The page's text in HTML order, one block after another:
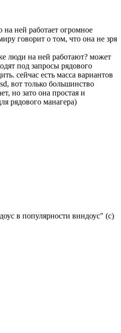
на ней работает огромное
говорит о том, что она не зря
люди на ней работают? может
под запросы рядового
сейчас есть масса вариантов
вот только большинство
но зато она простая и
рядового манагера)
в популярности виндоус" (с)